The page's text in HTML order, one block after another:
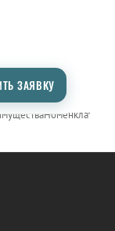
ЗАЯВКУ
Номенклатура